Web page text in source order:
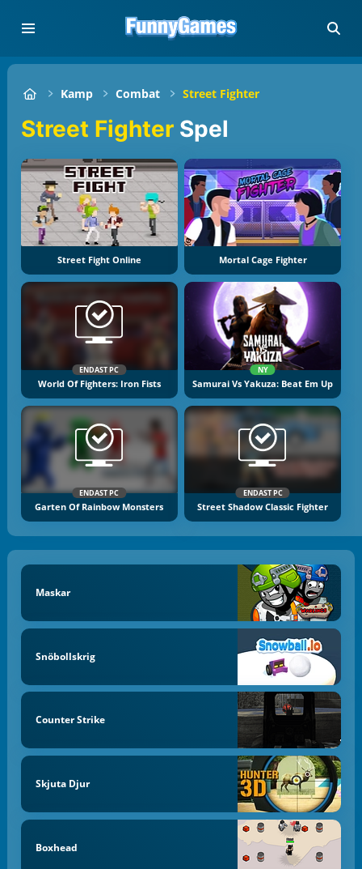
Kamp Combat Street Fighter
Street Fighter Spel
Street Fight Online Mortal Cage Fighter
ENDAST PC
World Of Fighters: Iron Fists
NY
Samurai Vs Yakuza: Beat Em Up
ENDAST PC
Garten Of Rainbow Monsters
ENDAST PC
Street Shadow Classic Fighter
Maskar
Snöbollskrig
Counter Strike
Skjuta Djur
Boxhead